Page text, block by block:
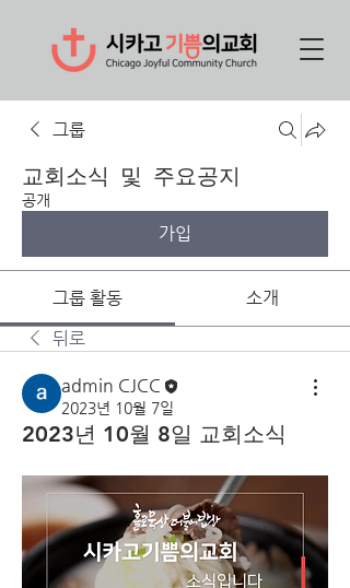
그룹
교회소식 및 주요공지
공개
가입
그룹 활동
소개
뒤로
admin CJCC
2023년 10월 7일
2023년 10월 8일 교회소식